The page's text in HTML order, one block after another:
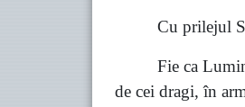
Cu prilejul
Fie ca
de cei dragi, în